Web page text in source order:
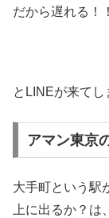
だから遅れる！
とLINEが来てし
アマン東京
大手町という駅
上に出るか？は